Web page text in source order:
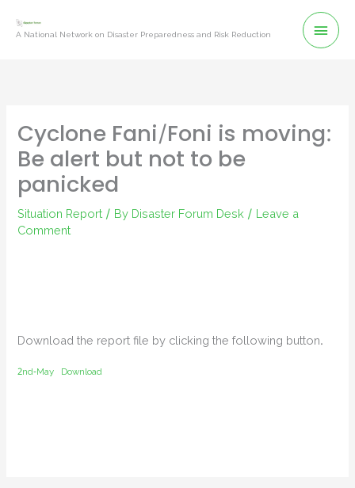
A National Network on Disaster Preparedness and Risk Reduction
Cyclone Fani/Foni is moving:
Be alert but not to be
panicked
Situation Report/ By Disaster Forum Desk / Leave a
Comment
Download the report file by clicking the following button.
2nd-May Download